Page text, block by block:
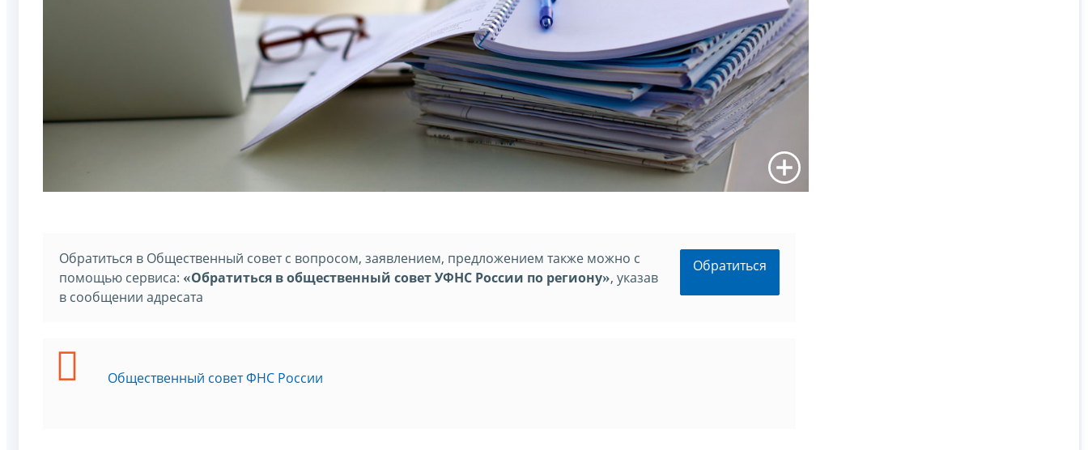
Обратиться
Обратиться в Общественный совет с вопросом, заявлением, предложением также можно с
помощью сервиса: «Обратиться в общественный совет УФНС России по региону», указав
в сообщении адресата
Общественный совет ФНС России